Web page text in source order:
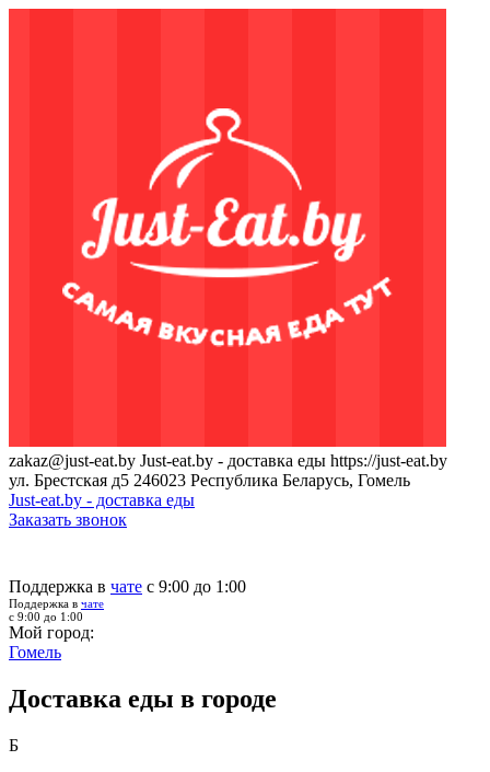
zakaz@just-eat.by Just-eat.by - доставка еды https://just-eat.by
ул. Брестская д5 246023 Республика Беларусь, Гомель
Just-eat.by - доставка еды
Заказать звонок
Поддержка в чате с 9:00 до 1:00
Поддержка в чате
с 9:00 до 1:00
Мой город:
Гомель
Доставка еды в городе
Б